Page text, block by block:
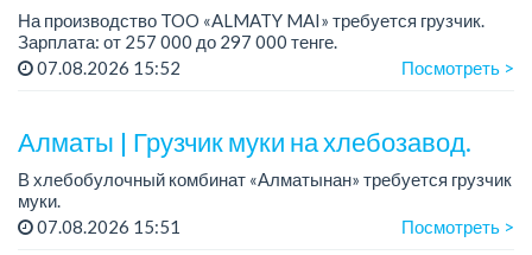
На производство TOO «ALMATY MAI» требуется грузчик.
Зарплата: от 257 000 до 297 000 тенге.
График работы: сменный 2/2, с 08.00 до 20.00, с 20.00 до
07.08.2026 15:52 Посмотреть >
Алматы | Грузчик муки на хлебозавод.
В хлебобулочный комбинат «Алматынан» требуется грузчик
муки.
График работы: 5/2, с 09.00 до 18.00.
07.08.2026 15:51 Посмотреть >